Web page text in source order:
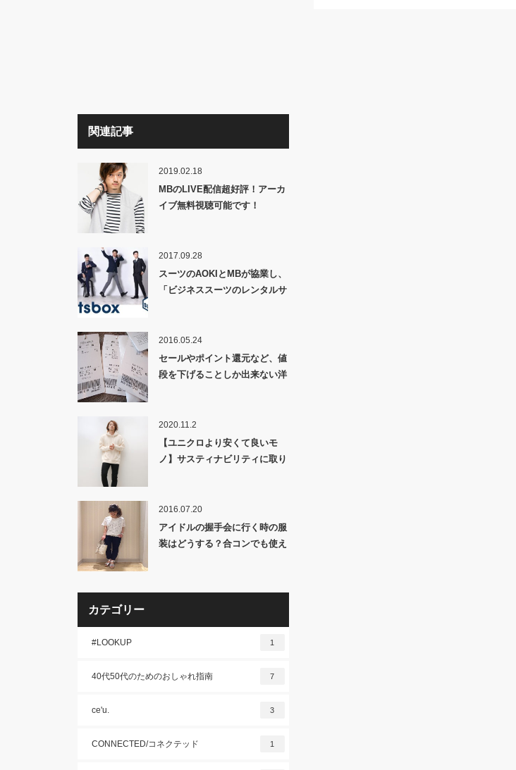
関連記事
2019.02.18
MBのLIVE配信超好評！アーカ
イブ無料視聴可能です！
2017.09.28
スーツのAOKIとMBが協業し、
「ビジネススーツのレンタルサ
2016.05.24
セールやポイント還元など、値
段を下げることしか出来ない洋
2020.11.2
【ユニクロより安くて良いモ
ノ】サスティナビリティに取り
2016.07.20
アイドルの握手会に行く時の服
装はどうする？合コンでも使え
カテゴリー
#LOOKUP 1
40代50代のためのおしゃれ指南 7
ce'u. 3
CONNECTED/コネクテッド 1